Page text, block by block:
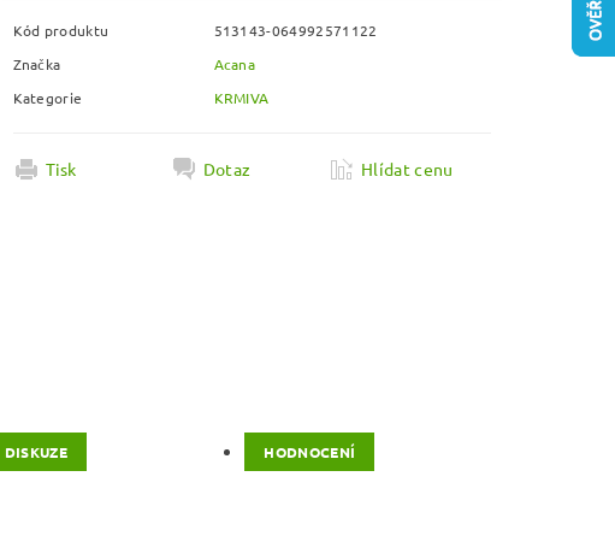
Kód produktu
513143-064992571122
Značka
Acana
Kategorie
KRMIVA
Tisk Dotaz Hlídat cenu
DISKUZE HODNOCENÍ